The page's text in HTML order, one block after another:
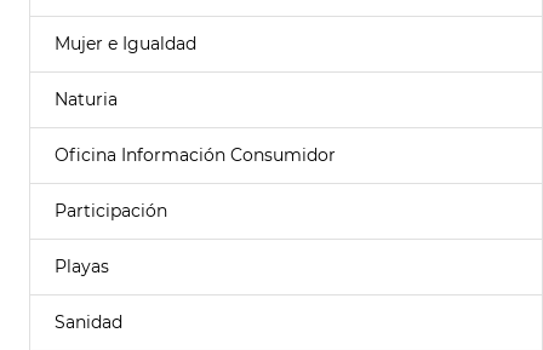
Mujer e Igualdad
Naturia
Oficina Información Consumidor
Participación
Playas
Sanidad